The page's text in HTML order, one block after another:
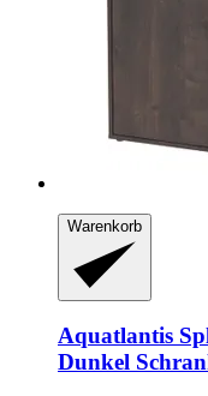
Warenkorb
Aquatlantis
Dunkel